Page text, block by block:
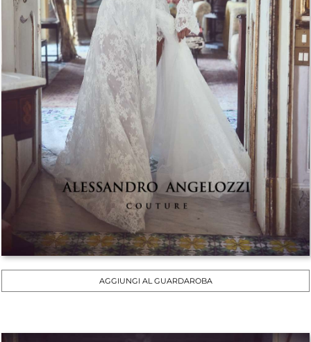
AGGIUNGI AL GUARDAROBA